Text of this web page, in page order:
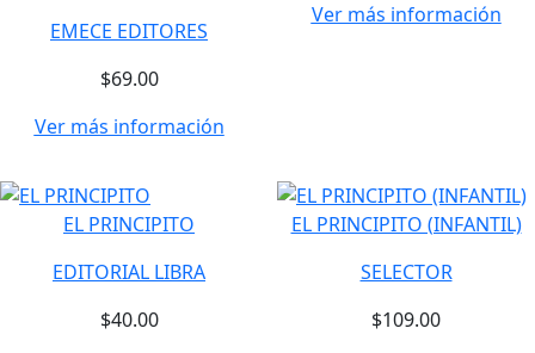
EMECE EDITORES
$69.00
Ver más información
Ver más información
EL PRINCIPITO
EDITORIAL LIBRA
$40.00
EL PRINCIPITO (INFANTIL)
SELECTOR
$109.00